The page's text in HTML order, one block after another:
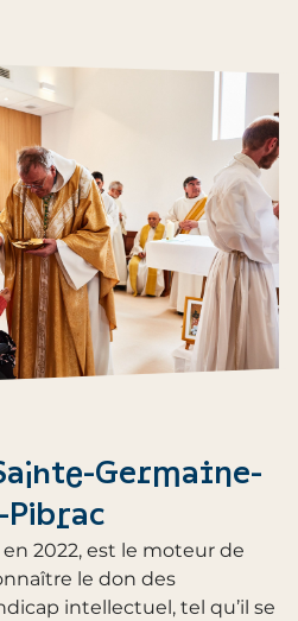
Germaine-
Pibrac
2022, est le moteur de
le don des
intellectuel, tel qu’il se